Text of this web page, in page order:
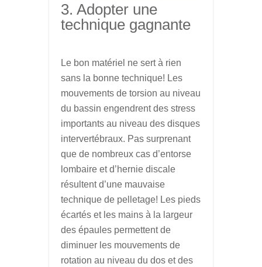
3. Adopter une
technique gagnante
Le bon matériel ne sert à rien
sans la bonne technique! Les
mouvements de torsion au niveau
du bassin engendrent des stress
importants au niveau des disques
intervertébraux. Pas surprenant
que de nombreux cas d’entorse
lombaire et d’hernie discale
résultent d’une mauvaise
technique de pelletage! Les pieds
écartés et les mains à la largeur
des épaules permettent de
diminuer les mouvements de
rotation au niveau du dos et des